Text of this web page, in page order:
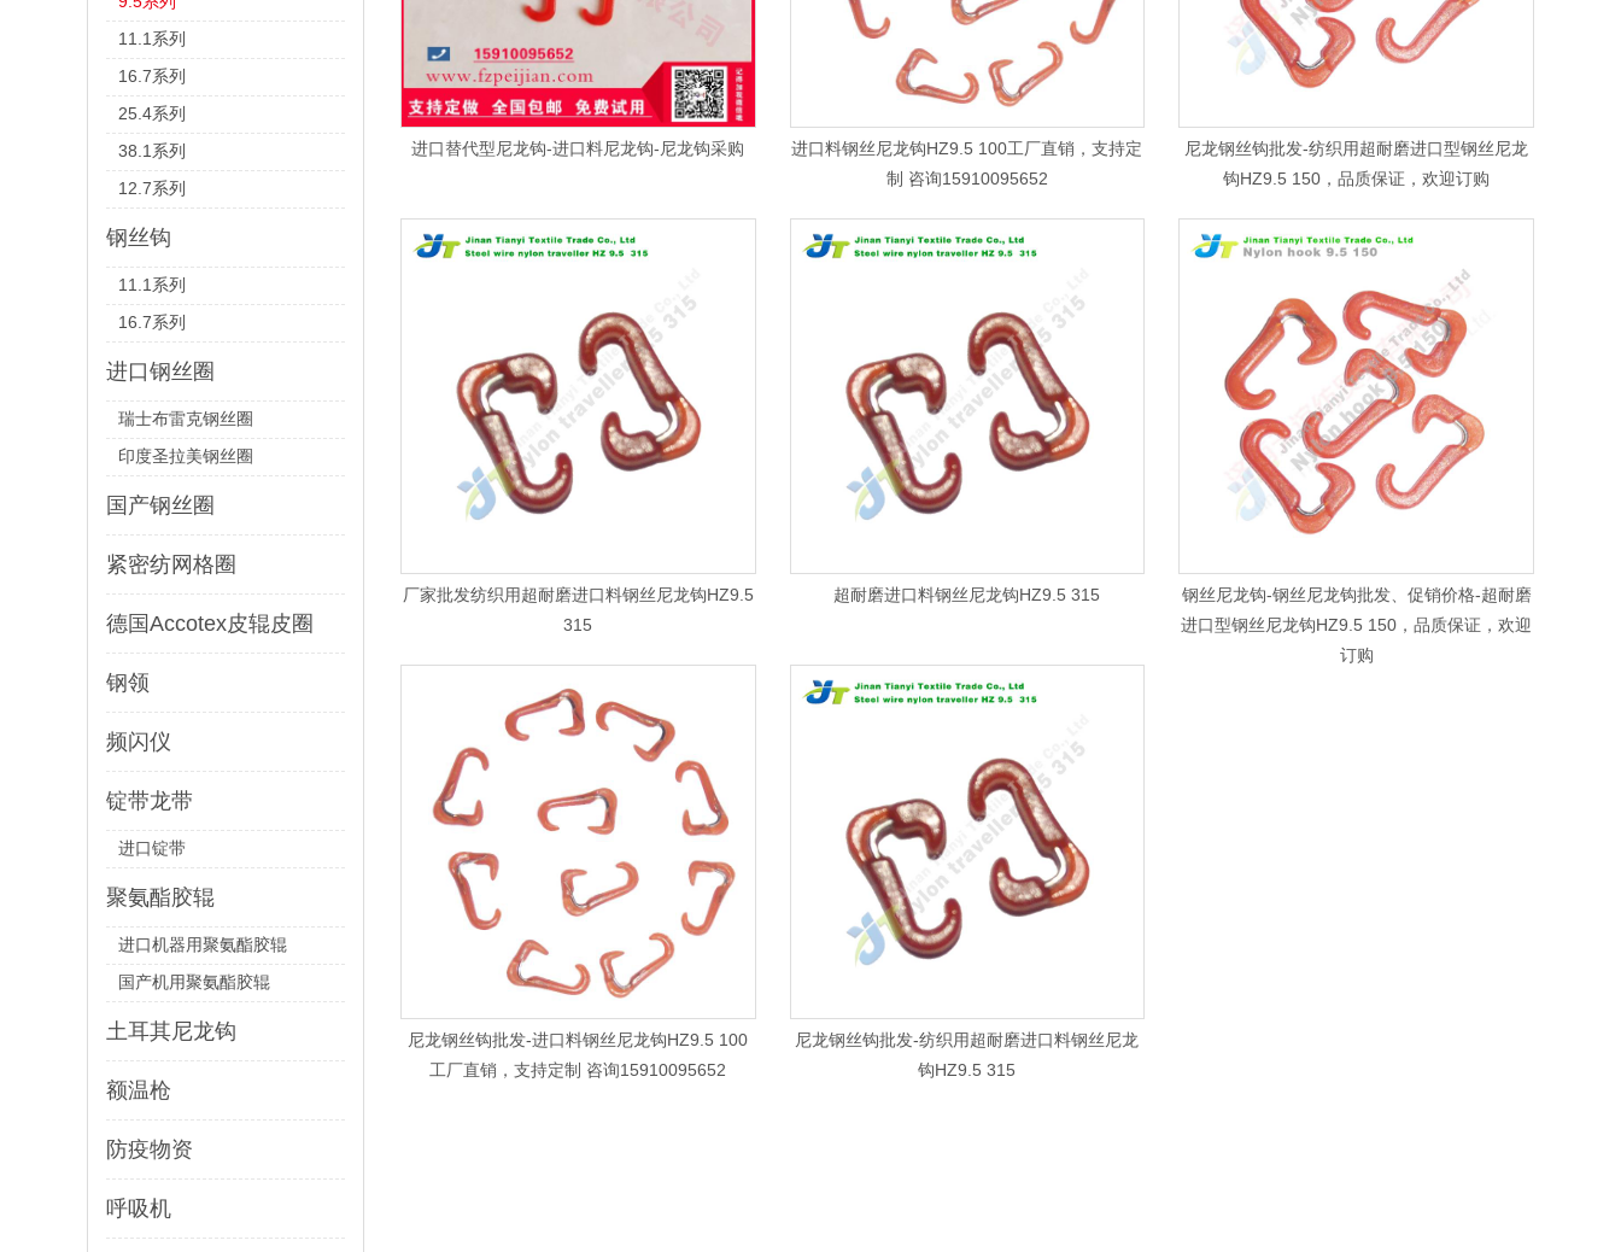
11.1系列
16.7系列
25.4系列
38.1系列
12.7系列
钢丝钩
11.1系列
16.7系列
进口钢丝圈
瑞士布雷克钢丝圈
印度圣拉美钢丝圈
国产钢丝圈
紧密纺网格圈
德国Accotex皮辊皮圈
钢领
频闪仪
锭带龙带
进口锭带
聚氨酯胶辊
进口机器用聚氨酯胶辊
国产机用聚氨酯胶辊
土耳其尼龙钩
额温枪
防疫物资
呼吸机
进口替代型尼龙钩-进口料尼龙钩-尼龙钩采购
进口料钢丝尼龙钩HZ9.5 100工厂直销，支持定
制 咨询15910095652
尼龙钢丝钩批发-纺织用超耐磨进口型钢丝尼龙
钩HZ9.5 150，品质保证，欢迎订购
厂家批发纺织用超耐磨进口料钢丝尼龙钩HZ9.5
315
超耐磨进口料钢丝尼龙钩HZ9.5 315
钢丝尼龙钩-钢丝尼龙钩批发、促销价格-超耐磨
进口型钢丝尼龙钩HZ9.5 150，品质保证，欢迎
订购
尼龙钢丝钩批发-进口料钢丝尼龙钩HZ9.5 100
工厂直销，支持定制 咨询15910095652
尼龙钢丝钩批发-纺织用超耐磨进口料钢丝尼龙
钩HZ9.5 315